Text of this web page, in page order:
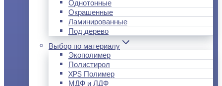
Однотонные
Окрашенные
Ламинированные
Под дерево
Выбор по материалу
Экополимер
Полистирол
XPS Полимер
МДФ и ЛДФ